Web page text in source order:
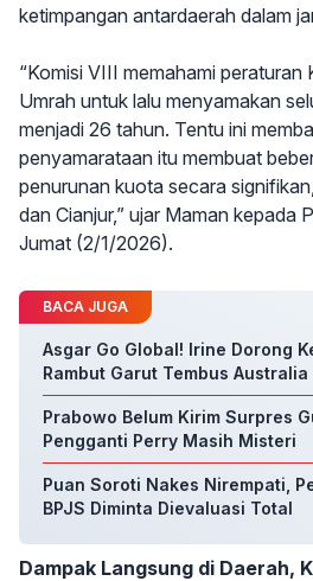
ketimpangan antardaerah dalam
“Komisi VIII memahami peraturan
Umrah untuk lalu menyamakan
menjadi 26 tahun. Tentu ini
penyamarataan itu membuat
penurunan kuota secara
dan Cianjur,” ujar Maman kepada
Jumat (2/1/2026).
BACA JUGA
Asgar Go Global! Irine Dorong
Rambut Garut Tembus Australia
Prabowo Belum Kirim Surpres
Pengganti Perry Masih Misteri
Puan Soroti Nakes Nirempati,
BPJS Diminta Dievaluasi Total
Dampak Langsung di Daerah,